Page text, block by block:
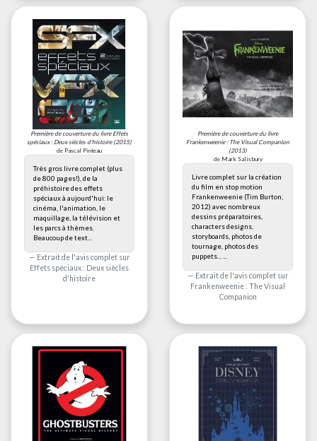
Première de couverture du livreEffets
spéciaux : Deux siècles d'histoire(2015)
de Pascal Pinteau
Très gros livre complet (plus
de 800 pages!), de la
préhistoire des effets
spéciaux à aujourd'hui: le
cinéma, l'animation, le
maquillage, la télévision et
les parcs à thèmes.
Beaucoup de text...
Extrait de l'avis complet sur
Effets spéciaux : Deux siècles
d'histoire
Première de couverture du livre
Frankenweenie : The Visual Companion
(2013)
de Mark Salisbury
Livre complet sur la création
du film en stop motion
Frankenweenie (Tim Burton,
2012) avec nombreux
dessins préparatoires,
characters designs,
storyboards, photos de
tournage, photos des
puppets... ...
Extrait de l'avis complet sur
Frankenweenie : The Visual
Companion